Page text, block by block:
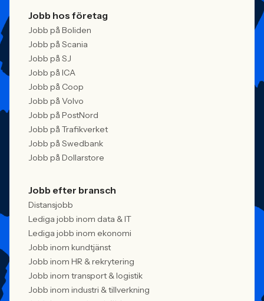
Jobb hos företag
Jobb på Boliden
Jobb på Scania
Jobb på SJ
Jobb på ICA
Jobb på Coop
Jobb på Volvo
Jobb på PostNord
Jobb på Trafikverket
Jobb på Swedbank
Jobb på Dollarstore
Jobb efter bransch
Distansjobb
Lediga jobb inom data & IT
Lediga jobb inom ekonomi
Jobb inom kundtjänst
Jobb inom HR & rekrytering
Jobb inom transport & logistik
Jobb inom industri & tillverkning